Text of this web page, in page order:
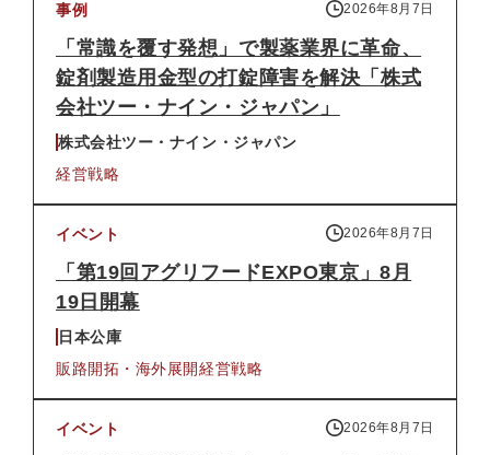
事例 2026年8月7日
「常識を覆す発想」で製薬業界に革命、
錠剤製造用金型の打錠障害を解決「株式
会社ツー・ナイン・ジャパン」
株式会社ツー・ナイン・ジャパン
経営戦略
イベント 2026年8月7日
「第19回アグリフードEXPO東京」8月
19日開幕
日本公庫
販路開拓・海外展開経営戦略
イベント 2026年8月7日